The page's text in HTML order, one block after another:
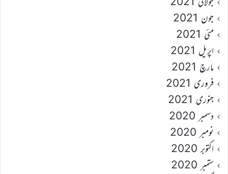
جون 2021
مئی 2021
اپریل 2021
مارچ 2021
فروری 2021
جنوری 2021
دسمبر 2020
نومبر 2020
اکتوبر 2020
ستمبر 2020